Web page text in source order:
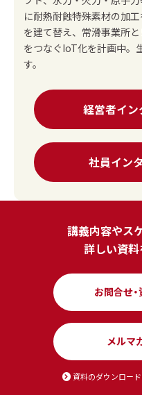
に耐熱耐蝕特殊素材の加
を建て替え、常滑事業所
をつなぐIoT化を計画中。
す。
経営者イン
社員イン
講義内容やス
詳しい資料
お問合せ
メルマ
資料のダウンロー